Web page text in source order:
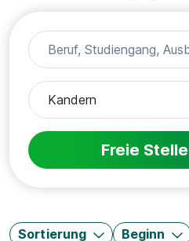
Freie
Sortierung Beginn